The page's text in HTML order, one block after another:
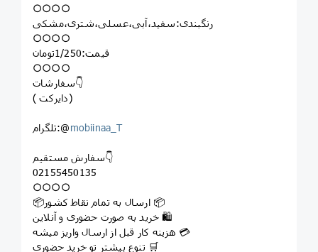
○○○○
رنگبندی:سفید،آبی،عسلی،شتری،مشکی
○○○○
قیمت:1/250تومان
○○○○
سفارشات👇
( دایرکت)
تلگرام:@mobiinaa_T
سفارش مستقیم👇
02155450135
○○○○
📦ارسال به تمام نقاط کشور 📦
خرید به صورت حضوری و آنلاین 🛍
هزینه کار قبل از ارسال واریز میشه 💳
تنوع بیشتر تو خرید حضوری 🛒